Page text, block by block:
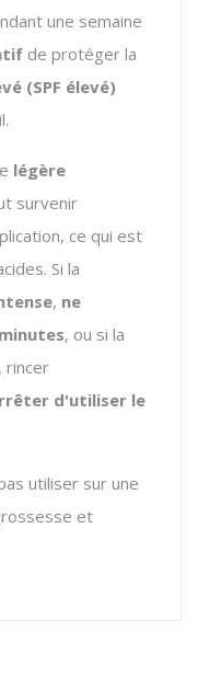
une semaine
de protéger la
(SPF élevé)
légère
survenir
ce qui est
Si la
, ne
, ou si la
, rincer
d'utiliser le
utiliser sur une
et